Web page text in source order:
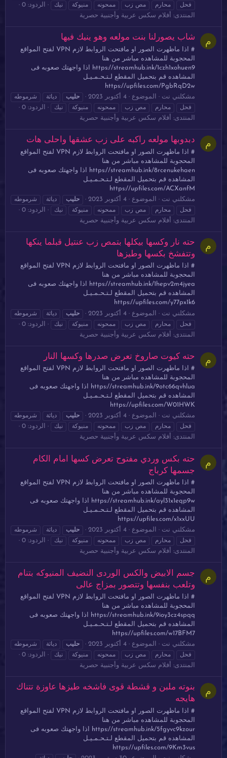
فحل
محارم مص زب ممحونه منيوكة نيك
الردود: 0
المنتدى:
أفلام سكس عربية وأجنبية حصرية
م شاب يصورلنا بنت مولعه وهو ينيك فيها
# اذا ماظهرت الصور او مافتحت الروابط لازم VPN لفتح المواقع
المحجوبة للمشاهده مباشر من هنا
https://streamhub.ink/1czh1xohuen9 اذا واجهتك صعوبه فى
المشاهده قم بتحميل المقطع لـتـحـمـيـل
https://upfiles.com/PgbRqD2w
مشكلني نت
الموضوع 4 أكتوبر 2023 حليب دياثة
شرموطه
فحل
محارم مص زب ممحونه منيوكة نيك
الردود: 0
المنتدى:
أفلام سكس عربية وأجنبية حصرية
م دبدوبها مولعه راكبه على زب عشقها واحلى هات
# اذا ماظهرت الصور او مافتحت الروابط لازم VPN لفتح المواقع
المحجوبة للمشاهده مباشر من هنا
https://streamhub.ink/8rcenukehaen اذا واجهتك صعوبه فى
المشاهده قم بتحميل المقطع لـتـحـمـيـل
https://upfiles.com/ACXanfM
مشكلني نت
الموضوع 4 أكتوبر 2023 حليب دياثة
شرموطه
فحل
محارم مص زب ممحونه منيوكة نيك
الردود: 0
المنتدى:
أفلام سكس عربية وأجنبية حصرية
م
حته نار وكسها بيكلها بتمص زب عنتيل قبلما ينكها
وتتفشخ بكسها وطيزها
# اذا ماظهرت الصور او مافتحت الروابط لازم VPN لفتح المواقع
المحجوبة للمشاهده مباشر من هنا
https://streamhub.ink/1hepv2m4jyea اذا واجهتك صعوبه فى
المشاهده قم بتحميل المقطع لـتـحـمـيـل
https://upfiles.com/y77px1k6
مشكلني نت
الموضوع 4 أكتوبر 2023 حليب دياثة
شرموطه
فحل
محارم مص زب ممحونه منيوكة نيك
الردود: 0
المنتدى:
أفلام سكس عربية وأجنبية حصرية
م حته كيوت صاروخ تعرض صدرها وكسها النار
# اذا ماظهرت الصور او مافتحت الروابط لازم VPN لفتح المواقع
المحجوبة للمشاهده مباشر من هنا
https://streamhub.ink/9otc66qvhlua اذا واجهتك صعوبه فى
المشاهده قم بتحميل المقطع لـتـحـمـيـل
https://upfiles.com/W01HWK
مشكلني نت
الموضوع 4 أكتوبر 2023 حليب دياثة
شرموطه
فحل
محارم مص زب ممحونه منيوكة نيك
الردود: 0
المنتدى:
أفلام سكس عربية وأجنبية حصرية
م
حته بكس وردي مفتوح تعرض كسها امام الكام
جسمها كرباج
# اذا ماظهرت الصور او مافتحت الروابط لازم VPN لفتح المواقع
المحجوبة للمشاهده مباشر من هنا
https://streamhub.ink/ayl31x1eqp9w اذا واجهتك صعوبه فى
المشاهده قم بتحميل المقطع لـتـحـمـيـل
https://upfiles.com/x1xxUU
مشكلني نت
الموضوع 4 أكتوبر 2023 حليب دياثة
شرموطه
فحل
محارم مص زب ممحونه منيوكة نيك
الردود: 0
المنتدى:
أفلام سكس عربية وأجنبية حصرية
م
جسم الابيض والكس الوردى النضيف المنيوكه بتنام
وتلعب بنفسها وتتصور بمزاج عالى
# اذا ماظهرت الصور او مافتحت الروابط لازم VPN لفتح المواقع
المحجوبة للمشاهده مباشر من هنا
https://streamhub.ink/9ioy3cz4spqq اذا واجهتك صعوبه فى
المشاهده قم بتحميل المقطع لـتـحـمـيـل
https://upfiles.com/w17BFM7
مشكلني نت
الموضوع 4 أكتوبر 2023 حليب دياثة
شرموطه
فحل
محارم مص زب ممحونه منيوكة نيك
الردود: 0
المنتدى:
أفلام سكس عربية وأجنبية حصرية
م
بنوته ملبن و قشطة قوى فاشخه طيزها عاوزة تتناك
هايجه
# اذا ماظهرت الصور او مافتحت الروابط لازم VPN لفتح المواقع
المحجوبة للمشاهده مباشر من هنا
https://streamhub.ink/5fgyvc9kzour اذا واجهتك صعوبه فى
المشاهده قم بتحميل المقطع لـتـحـمـيـل
https://upfiles.com/9Km3vus